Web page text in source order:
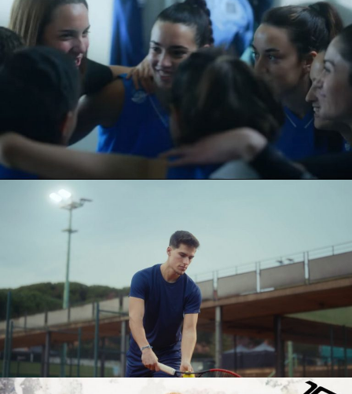
CAIXABANK
EUROSPORT
SPOT TV